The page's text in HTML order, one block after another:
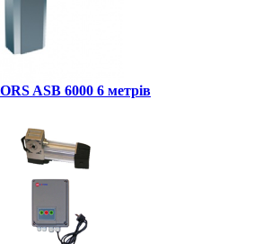
ASB 6000 6 метрів